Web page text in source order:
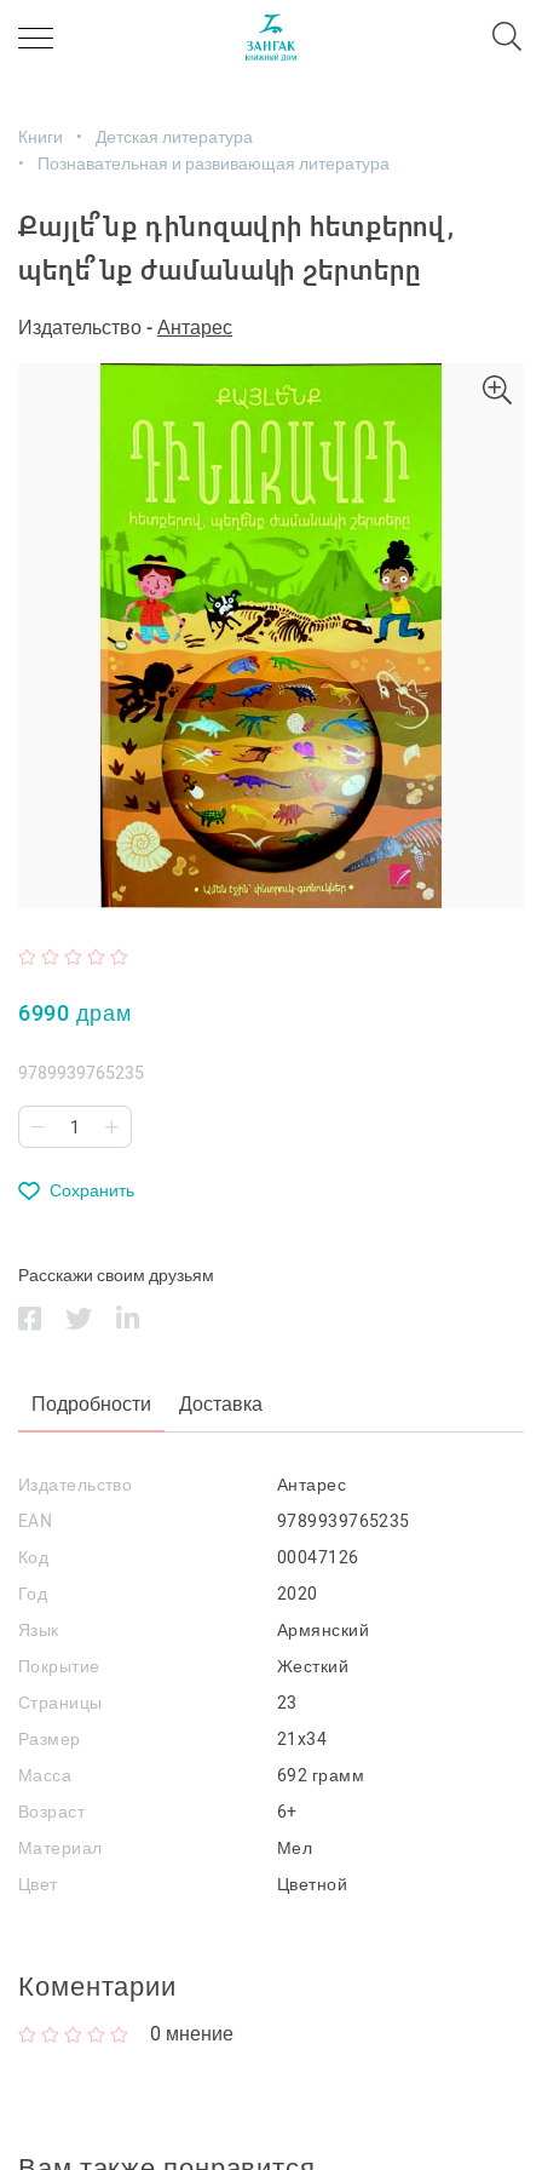
Книги
Детская литература
Познавательная и развивающая литература
Քայլե՞նք դինոզավրի հետքերով,
պեղե՞նք ժամանակի շերտերը
Издательство - Антарес
6990 драм
9789939765235
Сохранить
Расскажи своим друзьям
Подробности Доставка
Издательство
Антарес
EAN
9789939765235
Код
00047126
Год
2020
Язык
Армянский
Покрытие
Жесткий
Страницы
23
Размер
21x34
Масса
692 грамм
Возраст
6+
Материал
Мел
Цвет
Цветной
Коментарии
0 мнение